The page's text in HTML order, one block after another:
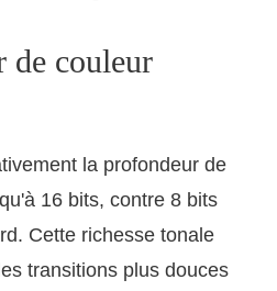
de couleur
la profondeur de
16 bits, contre 8 bits
Cette richesse tonale
transitions plus douces